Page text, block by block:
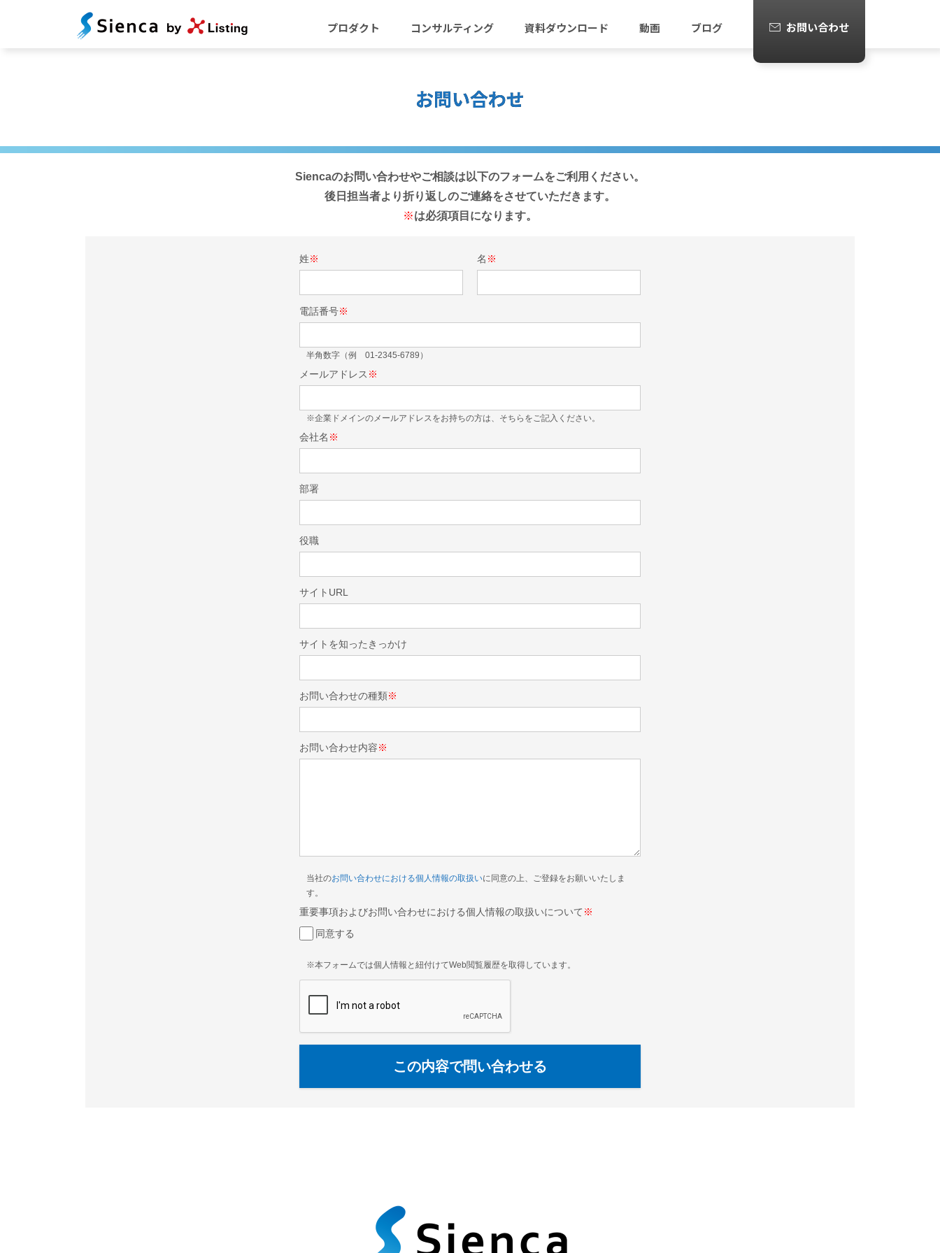
プロダクト コンサルティング 資料ダウンロード 動画 ブログ お問い合わせ
お問い合わせ
Siencaのお問い合わせやご相談は以下のフォームをご利用ください。
後日担当者より折り返しのご連絡をさせていただきます。
※は必須項目になります。
姓※ 名 ※
電話番号※
半角数字（例 01-2345-6789）
メールアドレス ※
※企業ドメインのメールアドレスをお持ちの方は、そちらをご記入ください。
会社名 ※
部署
役職
サイトURL
サイトを知ったきっかけ
お問い合わせの種類※
お問い合わせ内容※
当社のお問い合わせにおける個人情報の取扱いに同意の上、ご登録をお願いいたしま
す。
重要事項およびお問い合わせにおける個人情報の取扱いについて ※
同意する
※本フォームでは個人情報と紐付けてWeb閲覧履歴を取得しています。
この内容で問い合わせる